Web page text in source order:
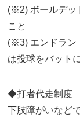
(※2) ボールデッ
こと
(※3) エンドラン
は投球をバット
◆打者代走制度
下肢障がいなど